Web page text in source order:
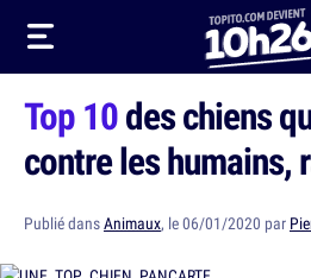
Top 10des chiens
contre les humains,
Publié dansAnimaux, le 06/01/2020 par